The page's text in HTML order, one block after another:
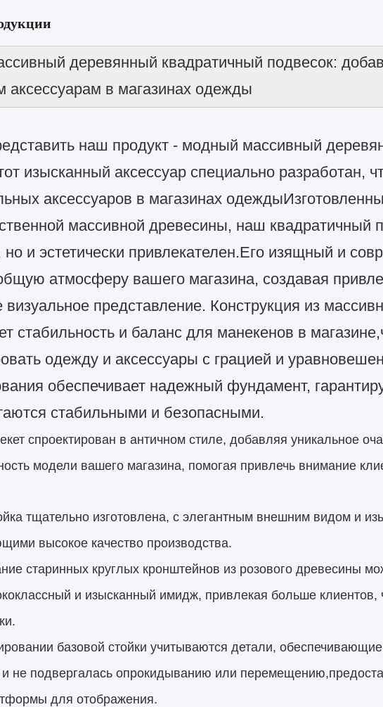
деревянный квадратичный подвесок:
аксессуарам в магазинах одежды
наш продукт - модный массивный
изысканный аксессуар специально разработан,
аксессуаров в магазинах
массивной древесины, наш квадратичный
но и эстетически привлекателен.Его изящный и
атмосферу вашего магазина, создавая
представление. Конструкция из
стабильность и баланс для манекенов в
одежду и аксессуары с грацией и
обеспечивает надежный фундамент,
стабильными и безопасными.
спроектирован в античном стиле, добавляя уникальное
модели вашего магазина, помогая привлечь внимание
тщательно изготовлена, с элегантным внешним видом и
высокое качество производства.
старинных круглых кронштейнов из розового древесины
и изысканный имидж, привлекая больше клиентов,
базовой стойки учитываются детали,
и не подвергалась опрокидыванию или
для отображения.